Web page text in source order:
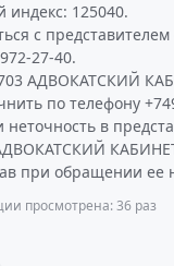
индекс: 125040.
с
27-40.
АДВОКАТСКИЙ
по телефону
неточность в
при обращении ее
просмотрена: 36 раз